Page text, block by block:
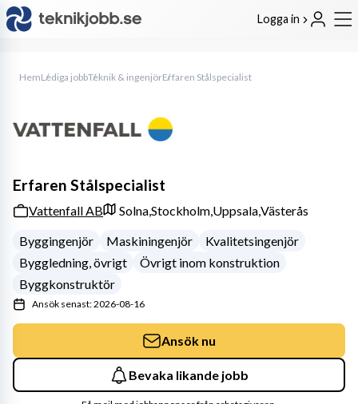
Logga in
HemLediga jobbTeknik & ingenjörErfaren Stålspecialist
Erfaren Stålspecialist
Vattenfall AB Solna,Stockholm,Uppsala,Västerås
Byggingenjör
Maskiningenjör
Kvalitetsingenjör
Byggledning, övrigt
Övrigt inom konstruktion
Byggkonstruktör
Ansök senast: 2026-08-16
Ansök nu
Bevaka likande jobb